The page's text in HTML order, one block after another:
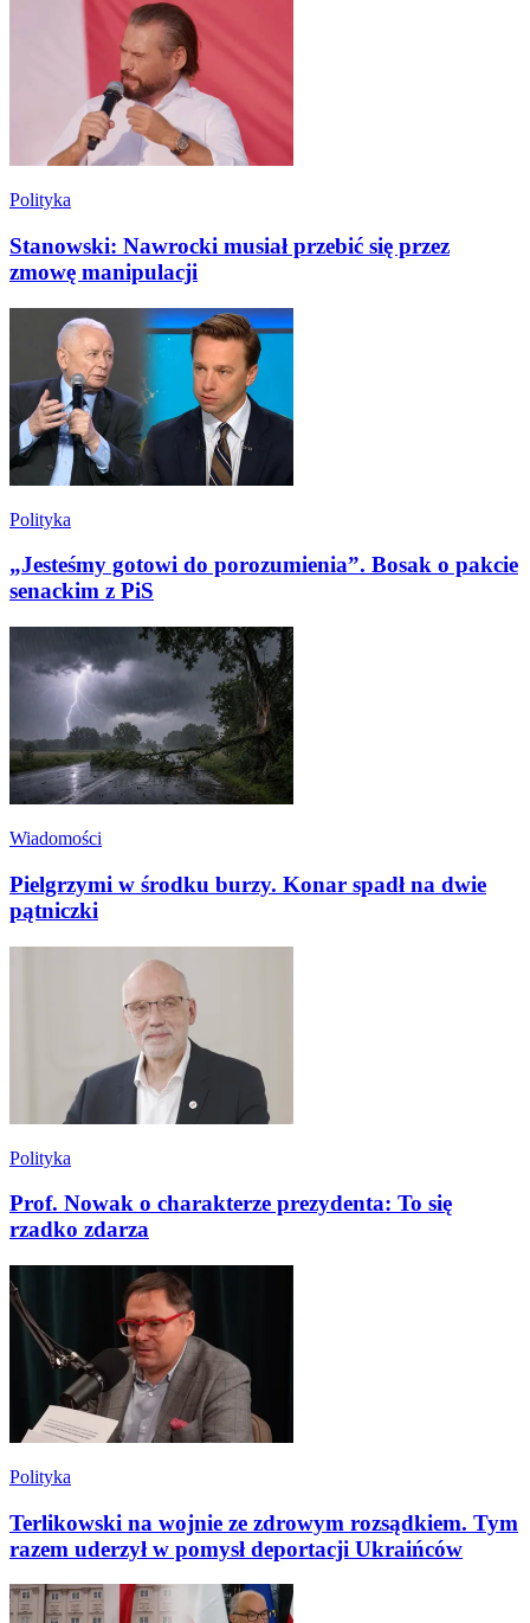
Polityka
Stanowski: Nawrocki musiał przebić się przez
zmowę manipulacji
Polityka
„Jesteśmy gotowi do porozumienia”. Bosak o pakcie
senackim z PiS
Wiadomości
Pielgrzymi w środku burzy. Konar spadł na dwie
pątniczki
Polityka
Prof. Nowak o charakterze prezydenta: To się
rzadko zdarza
Polityka
Terlikowski na wojnie ze zdrowym rozsądkiem. Tym
razem uderzył w pomysł deportacji Ukraińców